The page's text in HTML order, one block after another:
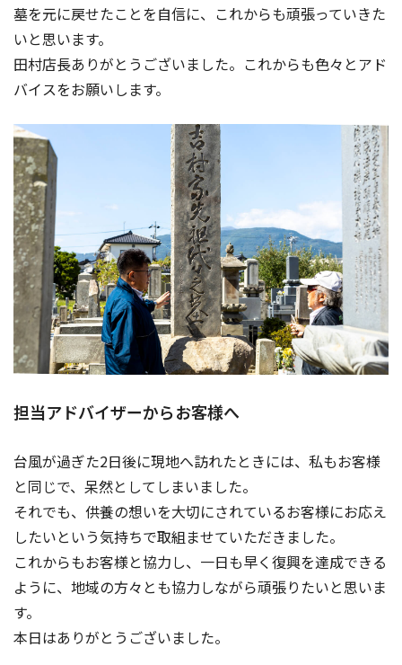
墓を元に戻せたことを自信に、これからも頑張っていきた
いと思います。
田村店長ありがとうございました。これからも色々とアド
バイスをお願いします。
担当アドバイザーからお客様へ
台風が過ぎた2日後に現地へ訪れたときには、私もお客様
と同じで、呆然としてしまいました。
それでも、供養の想いを大切にされているお客様にお応え
したいという気持ちで取組ませていただきました。
これからもお客様と協力し、一日も早く復興を達成できる
ように、地域の方々とも協力しながら頑張りたいと思いま
す。
本日はありがとうございました。